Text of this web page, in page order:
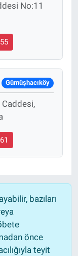
No:11
Gümüşhacıköy
Caddesi,
bazıları
önce
teyit